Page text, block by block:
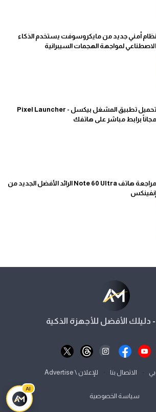
نظام أمني جديد من مايكروسوفت يستخدم الذكاء
الاصطناعي لمواجهة الهجمات السيبرانية
تحميل تطبيق المشغل بيكسل - Pixel Launcher
مجاناً برابط مباشر على هاتفك
مراجعة هاتف Note 60 Ultra الرائد الأفضل الجديد من
إنفينكس
- دليلك الأفضل للأجهزة الذكية
الاتصال بنا للإعلان \ Advertise
سياسة الخصوصية
AI